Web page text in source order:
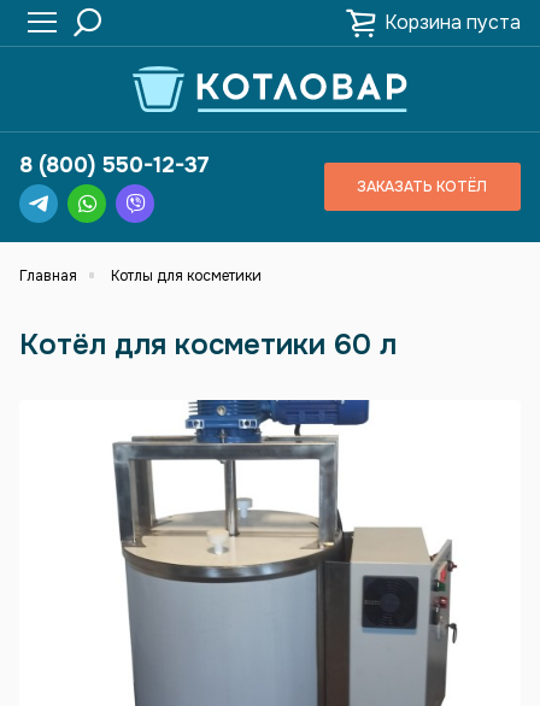
Корзина пуста
8 (800) 550-12-37
ЗАКАЗАТЬ КОТЁЛ
Главная Котлы для косметики
Котёл для косметики 60 л